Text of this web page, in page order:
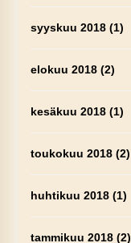
syyskuu 2018(1)
elokuu 2018(2)
kesäkuu 2018(1)
toukokuu 2018(2)
huhtikuu 2018(1)
tammikuu 2018(2)